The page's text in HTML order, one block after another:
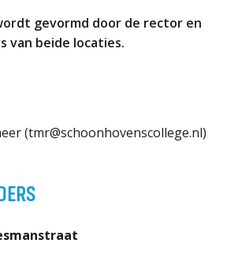
gevormd door de rector en
van beide locaties.
(tmr@schoonhovenscollege.nl)